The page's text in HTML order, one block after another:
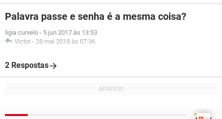
Palavra passe e senha é a mesma coisa?
ligia curvelo - 5 jun 2017 às 13:53
Victor - 28 mai 2018 às 07:36
2 Respostas